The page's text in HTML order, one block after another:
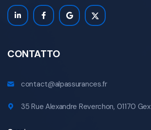
CONTATTO
contact@alpassurances.fr
35 Rue Alexandre Reverchon, 01170 Gex